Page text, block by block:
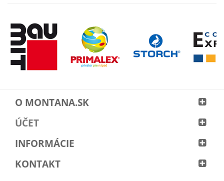
O MONTANA.SK
ÚČET
INFORMÁCIE
KONTAKT